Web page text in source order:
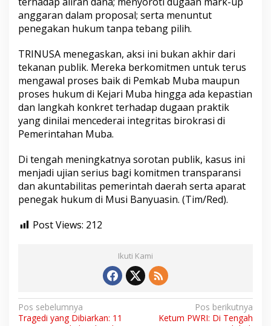
anggaran dalam proposal; serta menuntut
penegakan hukum tanpa tebang pilih.
TRINUSA menegaskan, aksi ini bukan akhir dari
tekanan publik. Mereka berkomitmen untuk terus
mengawal proses baik di Pemkab Muba maupun
proses hukum di Kejari Muba hingga ada kepastian
dan langkah konkret terhadap dugaan praktik
yang dinilai mencederai integritas birokrasi di
Pemerintahan Muba.
Di tengah meningkatnya sorotan publik, kasus ini
menjadi ujian serius bagi komitmen transparansi
dan akuntabilitas pemerintah daerah serta aparat
penegak hukum di Musi Banyuasin. (Tim/Red).
Post Views: 212
Ikuti Kami
N
Pos sebelumnya
Tragedi yang Dibiarkan: 11
Pos berikutnya
Ketum PWRI: Di Tengah